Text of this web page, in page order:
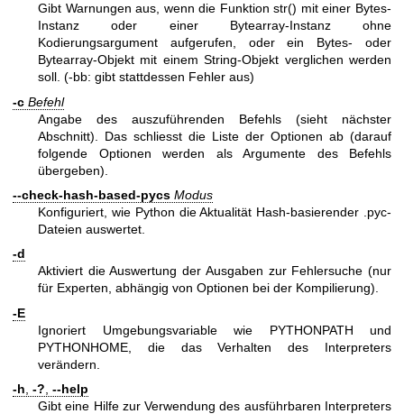
Gibt Warnungen aus, wenn die Funktion str() mit einer Bytes-
Instanz oder einer Bytearray-Instanz ohne
Kodierungsargument aufgerufen, oder ein Bytes- oder
Bytearray-Objekt mit einem String-Objekt verglichen werden
soll. (-bb: gibt stattdessen Fehler aus)
-c Befehl
Angabe des auszuführenden Befehls (sieht nächster
Abschnitt). Das schliesst die Liste der Optionen ab (darauf
folgende Optionen werden als Argumente des Befehls
übergeben).
--check-hash-based-pycs Modus
Konfiguriert, wie Python die Aktualität Hash-basierender .pyc-
Dateien auswertet.
-d
Aktiviert die Auswertung der Ausgaben zur Fehlersuche (nur
für Experten, abhängig von Optionen bei der Kompilierung).
-E
Ignoriert Umgebungsvariable wie PYTHONPATH und
PYTHONHOME, die das Verhalten des Interpreters
verändern.
-h -? --help
Gibt eine Hilfe zur Verwendung des ausführbaren Interpreters